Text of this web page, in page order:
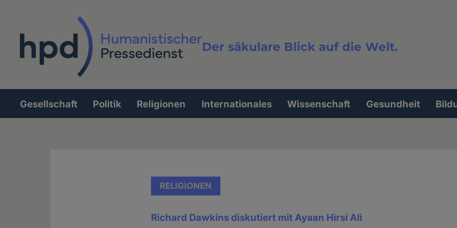
Der säkulare Blick auf die Welt.
Volltextsuche
Hauptnavigation
Gesellschaft Politik Religionen Internationales Wissenschaft Gesundheit
RELIGIONEN
Richard Dawkins diskutiert mit Ayaan Hirsi Ali